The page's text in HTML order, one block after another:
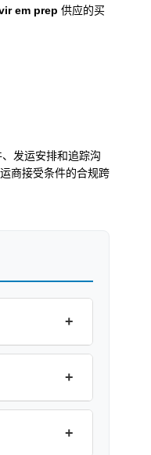
em prep 供应的买
发运安排和追踪沟
商接受条件的合规跨
+
+
+